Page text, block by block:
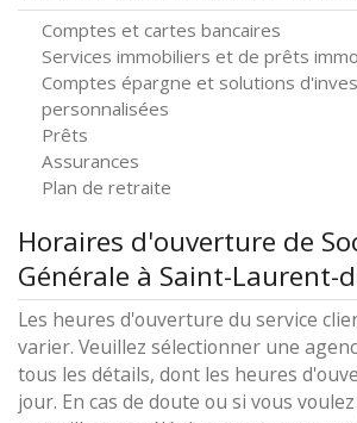
Comptes et cartes bancaires
Services immobiliers et de prêts
Comptes épargne et solutions
personnalisées
Prêts
Assurances
Plan de retraite
Horaires d'ouverture de
Générale à Saint-Laurent-
Les heures d'ouverture du service
varier. Veuillez sélectionner une
tous les détails, dont les heures
jour. En cas de doute ou si vous